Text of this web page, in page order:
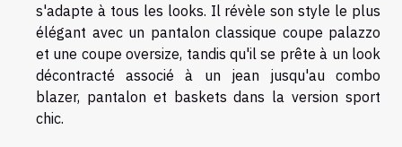
s'adapte à tous les looks. Il révèle son style le plus
élégant avec un pantalon classique coupe palazzo
et une coupe oversize, tandis qu'il se prête à un look
décontracté associé à un jean jusqu'au combo
blazer, pantalon et baskets dans la version sport
chic.